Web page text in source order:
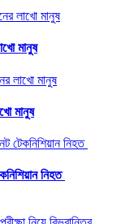
মানুষ
মানুষ
নিহত